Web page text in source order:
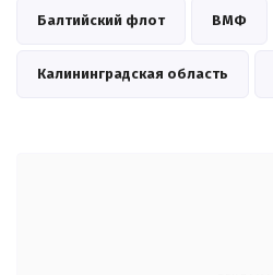
Балтийский флот ВМФ
Калининградская область